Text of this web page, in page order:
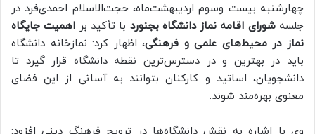
چهارشنبه بیست وسوم اردیبهشت‌ماه، حجت‌الاسلام احمدی‌فرد در
جلسهشورای اقامه نماز دانشگاه بجنورد با تأکید بر اهمیت جایگاه
نماز در محیط‌های علمی و فرهنگی، اظهار کرد: نمازخانه دانشگاه
باید در بهترین و در دسترس‌ترین نقطه دانشگاه قرار گیرد تا
دانشجویان، اساتید و کارکنان بتوانند به آسانی از این فضای
معنوی بهره‌مند شوند.